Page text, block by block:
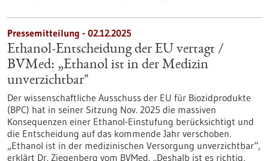
Pressemitteilung - 02.12.2025
Ethanol-Entscheidung der EU vertagt /
BVMed: „Ethanol ist in der Medizin
unverzichtbar"
Der wissenschaftliche Ausschuss der EU für Biozidprodukte
(BPC) hat in seiner Sitzung Nov. 2025 die massiven
Konsequenzen einer Ethanol-Einstufung berücksichtigt und
die Entscheidung auf das kommende Jahr verschoben.
„Ethanol ist in der medizinischen Versorgung unverzichtbar“,
erklärt Dr. Ziegenberg vom BVMed. „Deshalb ist es richtig,